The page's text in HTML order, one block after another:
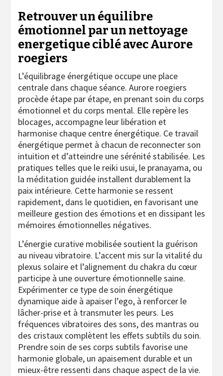
Retrouver un équilibre
émotionnel par un nettoyage
energetique ciblé avec Aurore
roegiers
L’équilibrage énergétique occupe une place
centrale dans chaque séance. Aurore roegiers
procède étape par étape, en prenant soin du corps
émotionnel et du corps mental. Elle repère les
blocages, accompagne leur libération et
harmonise chaque centre énergétique. Ce travail
énergétique permet à chacun de reconnecter son
intuition et d’atteindre une sérénité stabilisée. Les
pratiques telles que le reiki usui, le pranayama, ou
la méditation guidée installent durablement la
paix intérieure. Cette harmonie se ressent
rapidement, dans le quotidien, en favorisant une
meilleure gestion des émotions et en dissipant les
mémoires émotionnelles négatives.
L’énergie curative mobilisée soutient la guérison
au niveau vibratoire. L’accent mis sur la vitalité du
plexus solaire et l’alignement du chakra du cœur
participe à une ouverture émotionnelle saine.
Expérimenter ce type de soin énergétique
dynamique aide à apaiser l’ego, à renforcer le
lâcher-prise et à transmuter les peurs. Les
fréquences vibratoires des sons, des mantras ou
des cristaux complètent les effets subtils du soin.
Prendre soin de ses corps subtils favorise une
harmonie globale, un apaisement durable et un
mieux-être ressenti dans chaque aspect de la vie.